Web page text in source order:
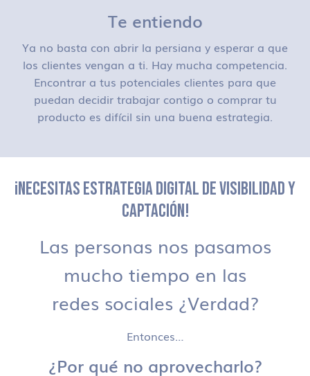
Te entiendo
Ya no basta con abrir la persiana y esperar a que
los clientes vengan a ti. Hay mucha competencia.
Encontrar a tus potenciales clientes para que
puedan decidir trabajar contigo o comprar tu
producto es difícil sin una buena estrategia.
¡NECESITAS ESTRATEGIA DIGITAL DE VISIBILIDAD Y
CAPTACIÓN!
Las personas nos pasamos
mucho tiempo en las
redes sociales ¿Verdad?
Entonces…
¿Por qué no aprovecharlo?